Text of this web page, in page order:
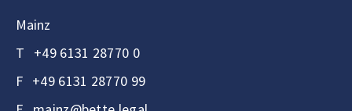
Mainz
T +49 6131 28770 0
F +49 6131 28770 99